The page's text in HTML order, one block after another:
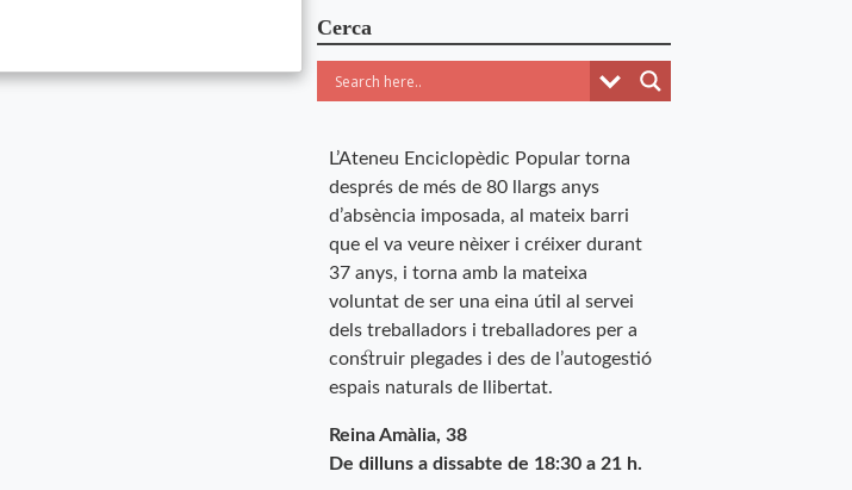
Cerca
L’Ateneu Enciclopèdic Popular torna
després de més de 80 llargs anys
d’absència imposada, al mateix barri
que el va veure nèixer i créixer durant
37 anys, i torna amb la mateixa
voluntat de ser una eina útil al servei
dels treballadors i treballadores per a
construir plegades i des de l’autogestió
espais naturals de llibertat.
Reina Amàlia, 38
De dilluns a dissabte de 18:30 a 21 h.